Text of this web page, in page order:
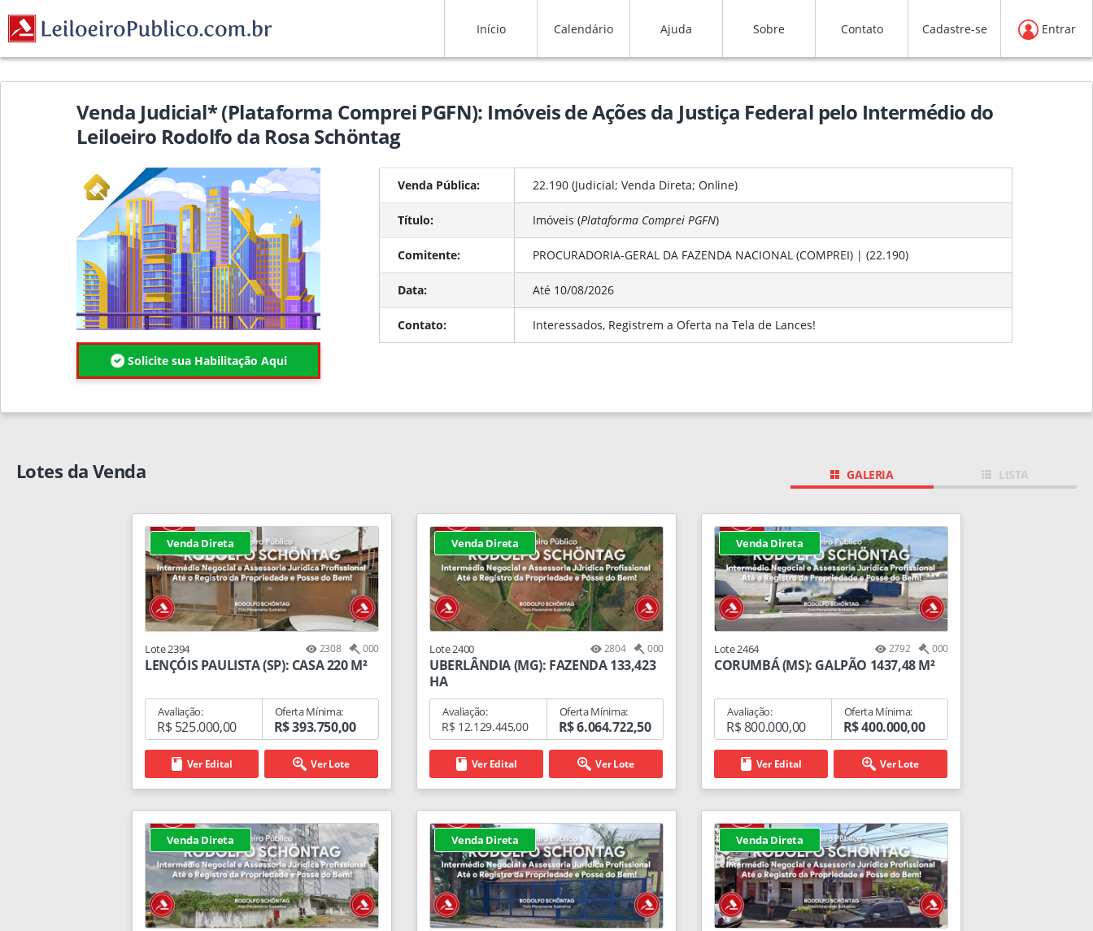
Início Calendário Ajuda Sobre Contato Cadastre-se Entrar
Venda Judicial* (Plataforma Comprei PGFN): Imóveis de Ações da Justiça Federal pelo Intermédio do
Leiloeiro Rodolfo da Rosa Schöntag
Solicite sua Habilitação Aqui
Venda Pública: 22.190 (Judicial; Venda Direta;Online)
Título: Imóveis (Plataforma Comprei PGFN)
Comitente: PROCURADORIA-GERAL DA FAZENDA NACIONAL (COMPREI) | (22.190)
Data: Até 10/08/2026
Contato: Interessados, Registrem a Oferta na Tela de Lances!
Lotes da Venda GALERIA LISTA
Venda Direta
Lote 2394 2308 000
LENÇÓIS PAULISTA (SP): CASA 220 M²
Avaliação:
R$ 525.000,00
Oferta Mínima:
R$ 393.750,00
Ver Edital Ver Lote
Venda Direta
Lote 2400 2804 000
UBERLÂNDIA (MG): FAZENDA 133,423
HA
Avaliação:
R$ 12.129.445,00
Oferta Mínima:
R$ 6.064.722,50
Ver Edital Ver Lote
Venda Direta
Lote 2464 2792 000
CORUMBÁ (MS): GALPÃO 1437,48 M²
Avaliação:
R$ 800.000,00
Oferta Mínima:
R$ 400.000,00
Ver Edital Ver Lote
Venda Direta Venda Direta Venda Direta